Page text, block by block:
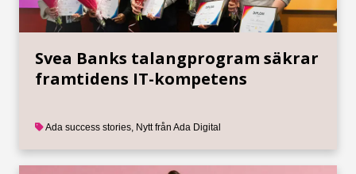
Svea Banks talangprogram säkrar
framtidens IT-kompetens
Ada success stories Nytt från Ada Digital